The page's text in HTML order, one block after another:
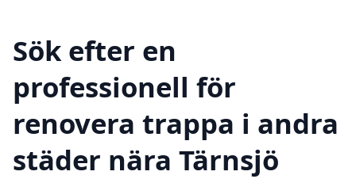
Sök efter en
professionell för
renovera trappa i andra
städer nära Tärnsjö